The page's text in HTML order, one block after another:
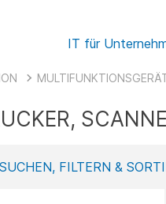
IT für
FILTERN &